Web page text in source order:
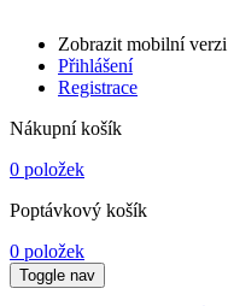
Zobrazit mobilní verzi
Přihlášení
Registrace
Nákupní košík
0 položek
Poptávkový košík
0 položek
Toggle nav